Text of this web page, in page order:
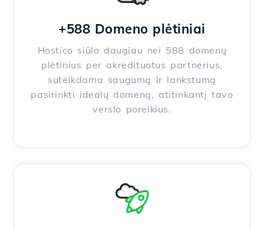
+588 Domeno plėtiniai
Hostico siūlo daugiau nei 588 domenų
plėtinius per akredituotus partnerius,
suteikdama saugumą ir lankstumą
pasirinkti idealų domeną, atitinkantį tavo
verslo poreikius.